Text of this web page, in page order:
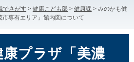
でさがす > 健康こども部 > 健康課 > みのかも健
市専有エリア」館内図について
プラザ「美濃